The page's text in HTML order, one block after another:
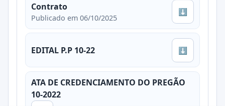
Contrato
Publicado em 06/10/2025
⬇
EDITAL P.P 10-22 ⬇
ATA DE CREDENCIAMENTO DO PREGÃO
10-2022